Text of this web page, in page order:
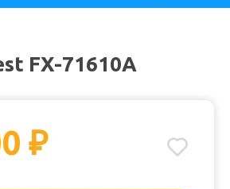
FX-71610A
₽